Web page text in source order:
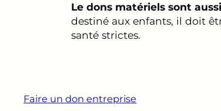
Le dons matériels sont
destiné aux enfants, il doit
santé strictes.
Faire un don entreprise